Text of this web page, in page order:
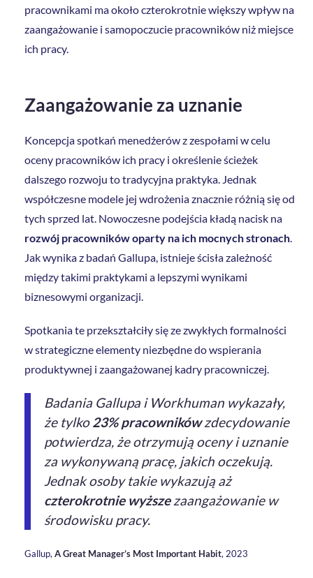
pracownikami ma około czterokrotnie większy wpływ na
zaangażowanie i samopoczucie pracowników niż miejsce
ich pracy.
Zaangażowanie za uznanie
Koncepcja spotkań menedżerów z zespołami w celu
oceny pracowników ich pracy i określenie ścieżek
dalszego rozwoju to tradycyjna praktyka. Jednak
współczesne modele jej wdrożenia znacznie różnią się od
tych sprzed lat. Nowoczesne podejścia kładą nacisk na
rozwój pracowników oparty na ich mocnych stronach.
Jak wynika z badań Gallupa, istnieje ścisła zależność
między takimi praktykami a lepszymi wynikami
biznesowymi organizacji.
Spotkania te przekształciły się ze zwykłych formalności
w strategiczne elementy niezbędne do wspierania
produktywnej i zaangażowanej kadry pracowniczej.
Badania Gallupa i Workhuman wykazały,
że tylko23% pracownikówzdecydowanie
potwierdza, że otrzymują oceny i uznanie
za wykonywaną pracę, jakich oczekują.
Jednak osoby takie wykazują aż
czterokrotnie wyższezaangażowanie w
środowisku pracy.
Gallup,A Great Manager’s Most Important Habit, 2023